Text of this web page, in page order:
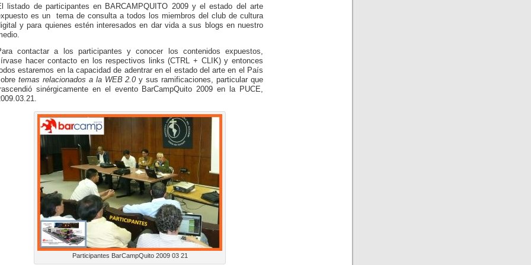
listado de participantes en BARCAMPQUITO 2009 y el estado del arte
es un tema de consulta a todos los miembros del club de cultura
y para quienes estén interesados en dar vida a sus blogs en nuestro
contactar a los participantes y conocer los contenidos expuestos,
hacer contacto en los respectivos links (CTRL + CLIK) y entonces
estaremos en la capacidad de adentrar en el estado del arte en el País
temas relacionados a la WEB 2.0 y sus ramificaciones, particular que
sinérgicamente en el evento BarCampQuito 2009 en la PUCE,
Participantes BarCampQuito 2009 03 21